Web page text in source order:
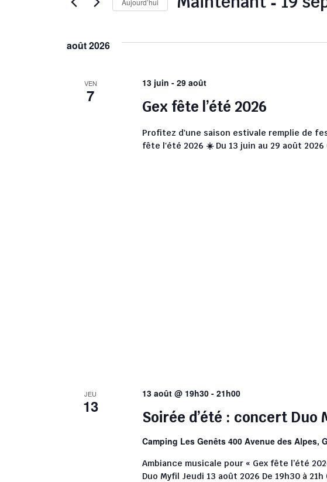
de
vues
clé.
août 2026
VEN
7
Gex fête l’été 2026
13 juin -29 août
Profitez d'une saison estivale remplie de
fête l'été 2026 ☀️ Du 13 juin au 29 août
JEU
13
Soirée d’été : concert Duo
13 août @ 19h30 -21h00
Camping Les Genêts400 Avenue des Alpes,
Ambiance musicale pour « Gex fête l’été
Duo Myfil Jeudi 13 août 2026 De 19h30 à